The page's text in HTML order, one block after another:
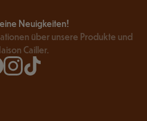
Neuigkeiten!
über unsere Produkte und
Cailler.